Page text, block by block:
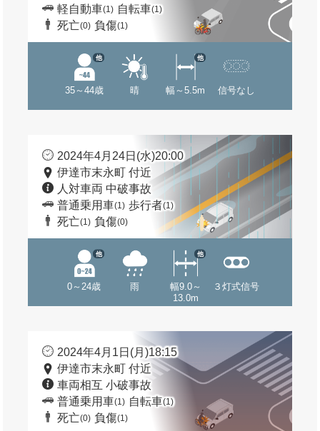
軽自動車(1) 自転車(1)
死亡(0) 負傷(1)
35～44歳
他
晴 幅～5.5m
他
信号なし
2024年4月24日(水)20:00
伊達市末永町 付近
人対車両 中破事故
普通乗用車(1) 歩行者(1)
死亡(1) 負傷(0)
0～24歳
他
雨
幅9.0～
13.0m
他
３灯式信号
2024年4月1日(月)18:15
伊達市末永町 付近
車両相互 小破事故
普通乗用車(1) 自転車(1)
死亡(0) 負傷(1)